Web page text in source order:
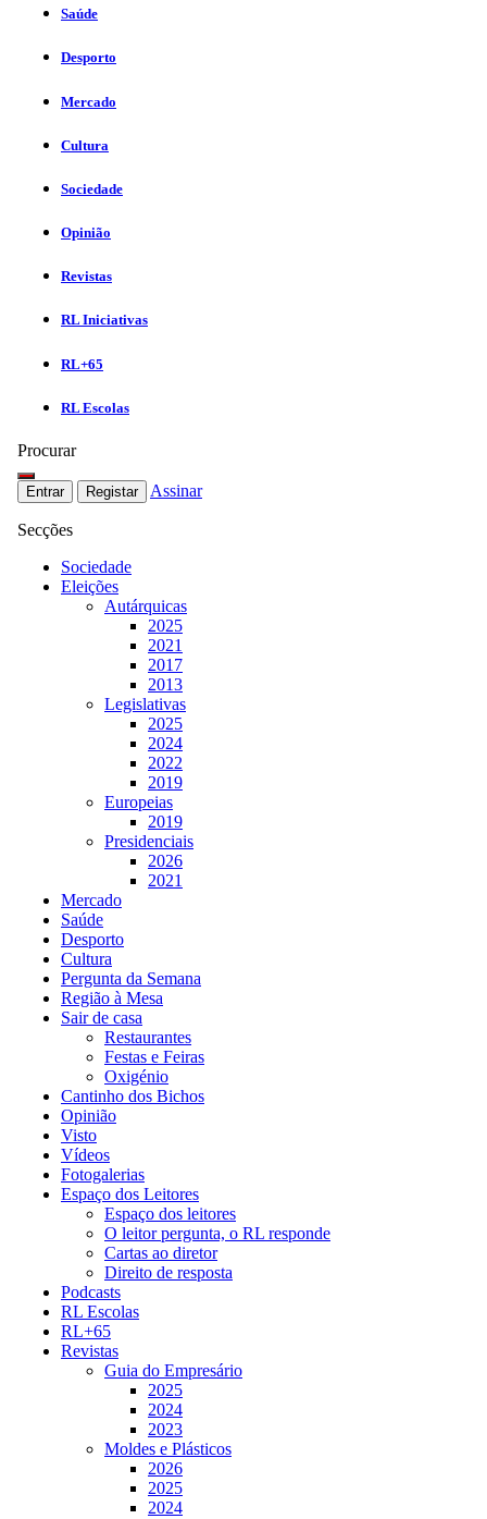
Saúde
Desporto
Mercado
Cultura
Sociedade
Opinião
Revistas
RL Iniciativas
RL+65
RL Escolas
Procurar
Entrar Registar Assinar
Secções
Sociedade
Eleições
Autárquicas
2025
2021
2017
2013
Legislativas
2025
2024
2022
2019
Europeias
2019
Presidenciais
2026
2021
Mercado
Saúde
Desporto
Cultura
Pergunta da Semana
Região à Mesa
Sair de casa
Restaurantes
Festas e Feiras
Oxigénio
Cantinho dos Bichos
Opinião
Visto
Vídeos
Fotogalerias
Espaço dos Leitores
Espaço dos leitores
O leitor pergunta, o RL responde
Cartas ao diretor
Direito de resposta
Podcasts
RL Escolas
RL+65
Revistas
Guia do Empresário
2025
2024
2023
Moldes e Plásticos
2026
2025
2024